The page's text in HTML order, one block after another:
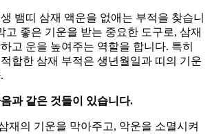
뱀띠 삼재 액운을 없애는 부적을 찾습니
고 좋은 기운을 받는 중요한 도구로, 삼재
고 운을 높여주는 역할을 합니다. 특히
합한 삼재 부적은 생년월일과 띠의 기운
과 같은 것들이 있습니다.
재의 기운을 막아주고, 악운을 소멸시켜